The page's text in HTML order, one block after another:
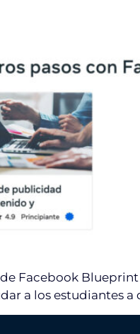
Facebook
a los estudiantes